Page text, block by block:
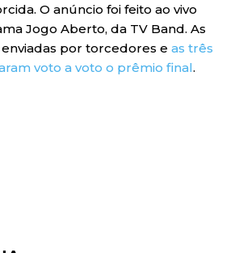
O anúncio foi feito ao vivo
Jogo Aberto, da TV Band. As
por torcedores e as três
voto a voto o prêmio final.